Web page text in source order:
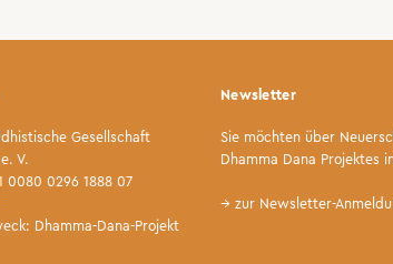
Gesellschaft
V.
0080 0296 1888 07
Dhamma-Dana-Projekt
Newsletter
Sie möchten über
Dhamma Dana Projektes
→ zur Newsletter-